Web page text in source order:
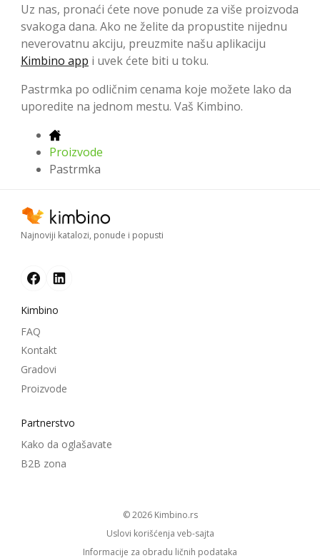
Uz nas, pronaći ćete nove ponude za više proizvoda
svakoga dana. Ako ne želite da propustite nijednu
neverovatnu akciju, preuzmite našu aplikaciju
Kimbino app i uvek ćete biti u toku.
Pastrmka po odličnim cenama koje možete lako da
uporedite na jednom mestu. Vaš Kimbino.
Proizvode
Pastrmka
Najnoviji katalozi, ponude i popusti
Kimbino
FAQ
Kontakt
Gradovi
Proizvode
Partnerstvo
Kako da oglašavate
B2B zona
© 2026 kimbino.rs
Uslovi korišćenja veb-sajta
Informacije za obradu ličnih podataka